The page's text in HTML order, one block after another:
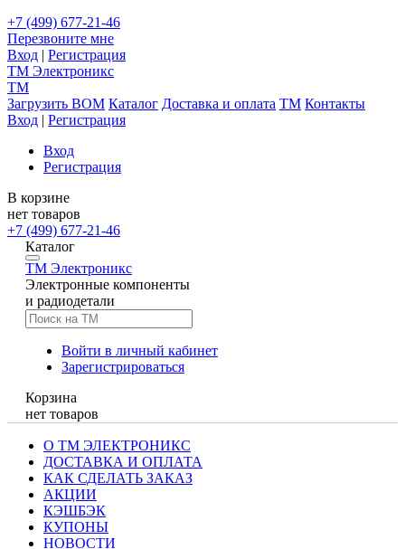
+7 (499) 677-21-46
Перезвоните мне
Вход | Регистрация
TM Электроникс
TM
Загрузить BOM Каталог Доставка и оплата TM Контакты
Вход | Регистрация
Вход
Регистрация
В корзине
нет товаров
+7 (499) 677-21-46
Каталог
TM Электроникс
Электронные компоненты
и радиодетали
Войти в личный кабинет
Зарегистрироваться
Корзина
нет товаров
О ТМ ЭЛЕКТРОНИКС
ДОСТАВКА И ОПЛАТА
КАК СДЕЛАТЬ ЗАКАЗ
АКЦИИ
КЭШБЭК
КУПОНЫ
НОВОСТИ